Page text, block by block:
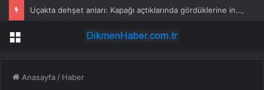
Uçakta dehşet anları: Kapağı açtıklarında gördüklerine inanamadılar
Menü
Anasayfa / Haber